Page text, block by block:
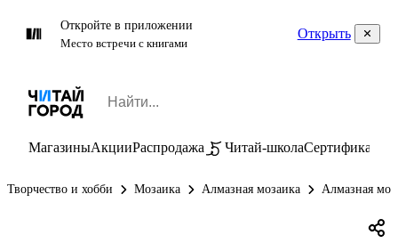
Откройте в приложении
Место встречи с книгами
Открыть
МагазиныАкцииРаспродажа Читай-школаСертификаты
Творчество и хобби Мозаика Алмазная мозаика Алмазная